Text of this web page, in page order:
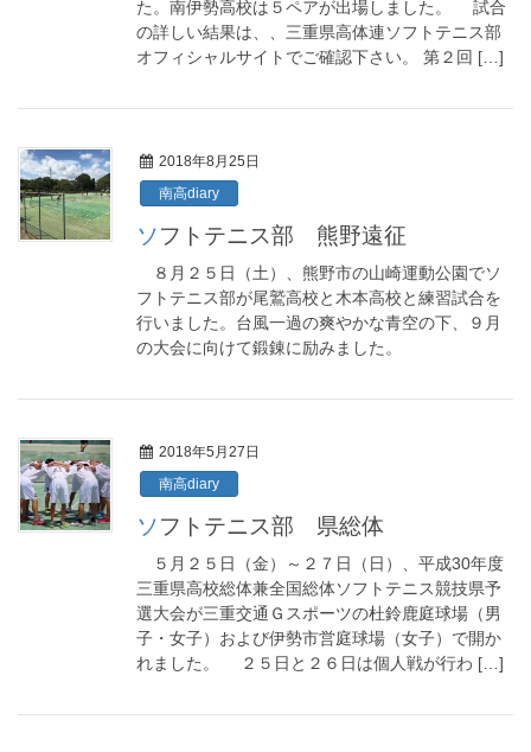
た。南伊勢高校は５ペアが出場しました。 試合
の詳しい結果は、、三重県高体連ソフトテニス部
オフィシャルサイトでご確認下さい。 第２回 […]
2018年8月25日
南高diary
ソフトテニス部 熊野遠征
８月２５日（土）、熊野市の山崎運動公園でソ
フトテニス部が尾鷲高校と木本高校と練習試合を
行いました。台風一過の爽やかな青空の下、９月
の大会に向けて鍛錬に励みました。
2018年5月27日
南高diary
ソフトテニス部 県総体
５月２５日（金）～２７日（日）、平成30年度
三重県高校総体兼全国総体ソフトテニス競技県予
選大会が三重交通Ｇスポーツの杜鈴鹿庭球場（男
子・女子）および伊勢市営庭球場（女子）で開か
れました。 ２５日と２６日は個人戦が行わ […]